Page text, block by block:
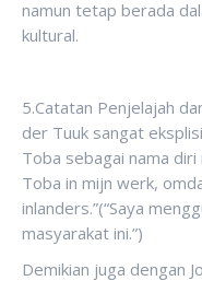
namun tetap berada
kultural.
5.Catatan Penjelajah
der Tuuk sangat
Toba sebagai nama
Toba in mijn werk,
inlanders.”(“Saya
masyarakat ini.”)
Demikian juga dengan